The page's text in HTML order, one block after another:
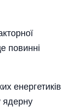
повинні
енергетиків
ядерну